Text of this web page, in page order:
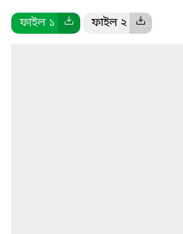
ফাইল ১ ফাইল ২